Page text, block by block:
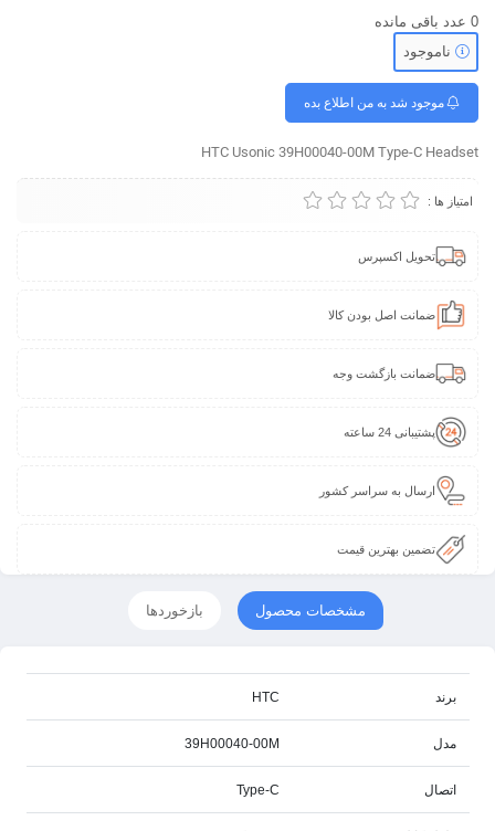
0 عدد باقی مانده
ناموجود
موجود شد به من اطلاع بده
HTC Usonic 39H00040-00M Type-C Headset
امتیاز ها :
تحویل اکسپرس
ضمانت اصل بودن کالا
ضمانت بازگشت وجه
پشتیبانی 24 ساعته
ارسال به سراسر کشور
تضمین بهترین قیمت
مشخصات محصول بازخوردها
برند HTC
مدل 39H00040-00M
اتصال Type-C